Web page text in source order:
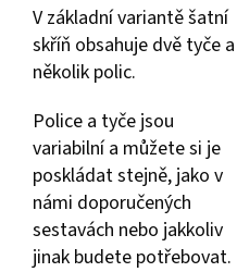
V základní variantě šatní
skříň obsahuje dvě tyče a
několik polic.
Police a tyče jsou
variabilní a můžete si je
poskládat stejně, jako v
námi doporučených
sestavách nebo jakkoliv
jinak budete potřebovat.